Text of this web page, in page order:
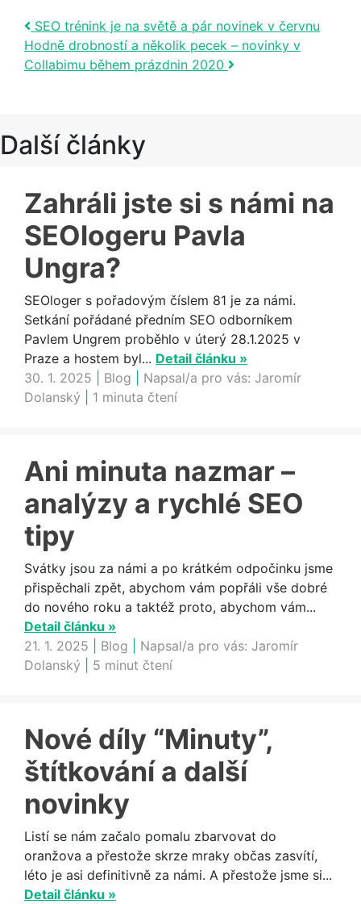
Post navigation
SEO trénink je na světě a pár novinek v červnu
Hodně drobností a několik pecek – novinky v
Collabimu během prázdnin 2020
Další články
Zahráli jste si s námi na
SEOlogeru Pavla
Ungra?
SEOloger s pořadovým číslem 81 je za námi.
Setkání pořádané předním SEO odborníkem
Pavlem Ungrem proběhlo v úterý 28.1.2025 v
Praze a hostem byl... Detail článku »
30. 1. 2025
Blog Napsal/a pro vás: Jaromír
Dolanský
1 minuta čtení
Ani minuta nazmar –
analýzy a rychlé SEO
tipy
Svátky jsou za námi a po krátkém odpočinku jsme
přispěchali zpět, abychom vám popřáli vše dobré
do nového roku a taktéž proto, abychom vám...
Detail článku »
21. 1. 2025
Blog Napsal/a pro vás: Jaromír
Dolanský
5 minut čtení
Nové díly “Minuty”,
štítkování a další
novinky
Listí se nám začalo pomalu zbarvovat do
oranžova a přestože skrze mraky občas zasvítí,
léto je asi definitivně za námi. A přestože jsme si...
Detail článku »